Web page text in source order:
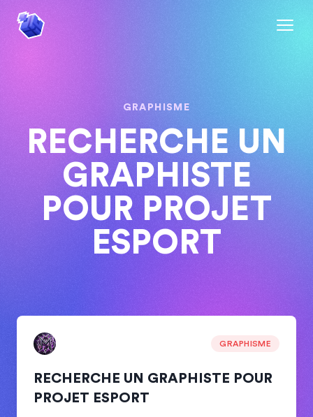
GRAPHISME
RECHERCHE UN
GRAPHISTE
POUR PROJET
ESPORT
GRAPHISME
RECHERCHE UN GRAPHISTE POUR
PROJET ESPORT